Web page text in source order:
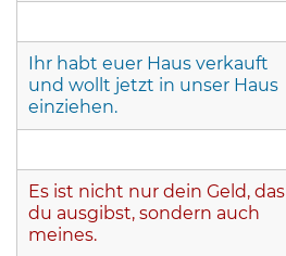
Ihr habt euer Haus verkauft
und wollt jetzt in unser Haus
einziehen.
Es ist nicht nur dein Geld, das
du ausgibst, sondern auch
meines.